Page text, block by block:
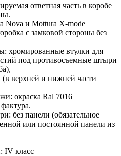
ответная часть в коробе
Nova и Mottura X-mode
с замковой стороны без
хромированные втулки для
под противосъемные штыри
верхней и нижней части
окраска Ral 7016
без панели (обязательное
или постоянной панели из
IV класс